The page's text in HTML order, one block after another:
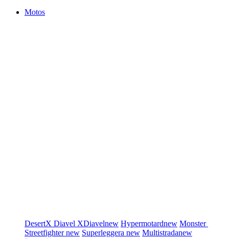
Motos
DesertX Diavel XDiavelnew Hypermotardnew Monster
Streetfighternew Superleggera new Multistradanew